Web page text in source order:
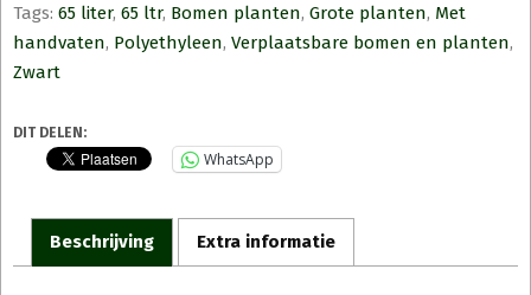
Tags: 65 liter, 65 ltr, Bomen planten, Grote planten, Met
handvaten, Polyethyleen, Verplaatsbare bomen en planten,
Zwart
DIT DELEN:
WhatsApp
Beschrijving Extra informatie